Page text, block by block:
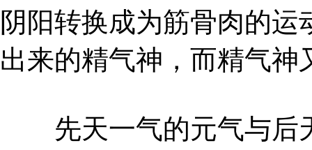
阴阳转换成为筋骨肉的
出来的精气神，而精气神
先天一气的元气与后